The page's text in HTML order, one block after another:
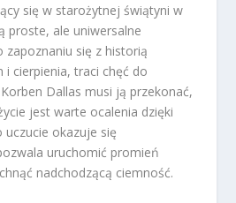
się w starożytnej świątyni w
proste, ale uniwersalne
zapoznaniu się z historią
i cierpienia, traci chęć do
Dallas musi ją przekonać,
jest warte ocalenia dzięki
uczucie okazuje się
uruchomić promień
nadchodzącą ciemność.